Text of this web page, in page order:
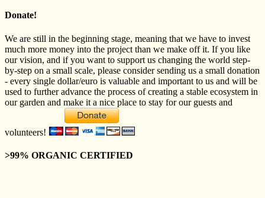
Donate!
We are still in the beginning stage, meaning that we have to invest
much more money into the project than we make off it. If you like
our vision, and if you want to support us changing the world step-
by-step on a small scale, please consider sending us a small donation
- every single dollar/euro is valuable and important to us and will be
used to further advance the process of creating a stable ecosystem in
our garden and make it a nice place to stay for our guests and
volunteers!
>99% ORGANIC CERTIFIED